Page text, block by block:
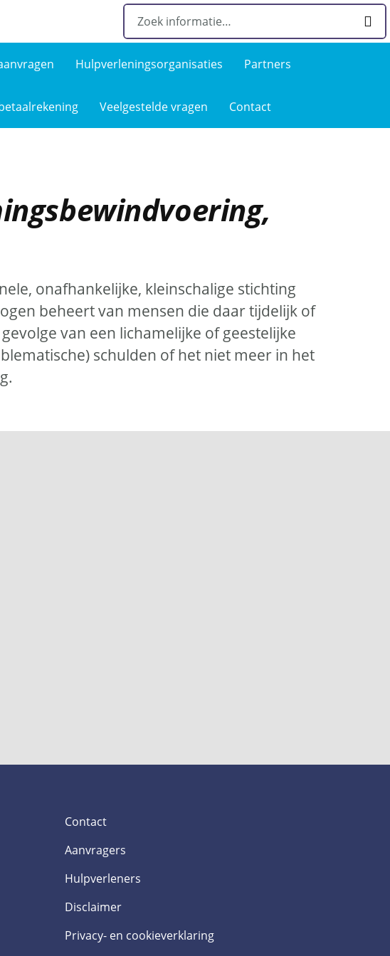
Hulpverlenings­organisaties Partners
Veelgestelde­ vragen Contact
onafhankelijke, kleinschalige stichting
beheert van mensen die daar tijdelijk of
van een lichamelijke of geestelijke
schulden of het niet meer in het
Contact
Aanvragers
Hulpverleners
Disclaimer
Privacy- en cookieverklaring